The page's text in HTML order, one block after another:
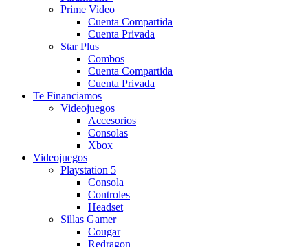
Prime Video
Cuenta Compartida
Cuenta Privada
Star Plus
Combos
Cuenta Compartida
Cuenta Privada
Te Financiamos
Videojuegos
Accesorios
Consolas
Xbox
Videojuegos
Playstation 5
Consola
Controles
Headset
Sillas Gamer
Cougar
Redragon